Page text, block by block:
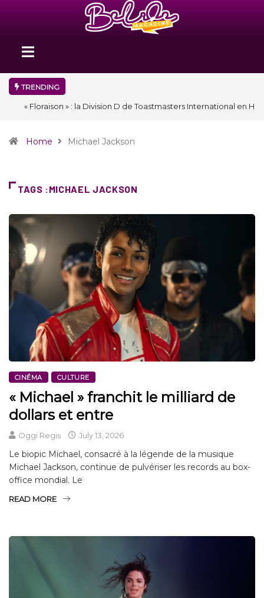
TRENDING
« Floraison » : la Division D de Toastmasters International en Haïti
Home Michael Jackson
TAGS :MICHAEL JACKSON
CINÉMA CULTURE
« Michael » franchit le milliard de
dollars et entre
Oggi Regis July 13, 2026
Le biopic Michael, consacré à la légende de la musique
Michael Jackson, continue de pulvériser les records au box-
office mondial. Le
READ MORE